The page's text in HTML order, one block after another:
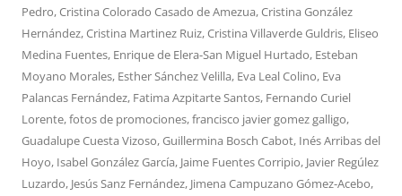
Pedro,Cristina Colorado Casado de Amezua,Cristina González
Hernández,Cristina Martinez Ruiz,Cristina Villaverde Guldris, Eliseo
Medina Fuentes, Enrique de Elera-San Miguel Hurtado, Esteban
Moyano Morales, Esther Sánchez Velilla, Eva Leal Colino, Eva
Palancas Fernández, Fatima Azpitarte Santos, Fernando Curiel
Lorente,fotos de promociones,francisco javier gomez galligo,
Guadalupe Cuesta Vizoso,Guillermina Bosch Cabot, Inés Arribas del
Hoyo, Isabel González García, Jaime Fuentes Corripio, Javier Regúlez
Luzardo, Jesús Sanz Fernández, Jimena Campuzano Gómez-Acebo,